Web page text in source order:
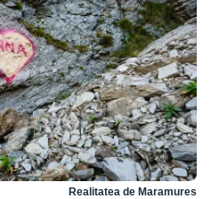
Realitatea de Maramures